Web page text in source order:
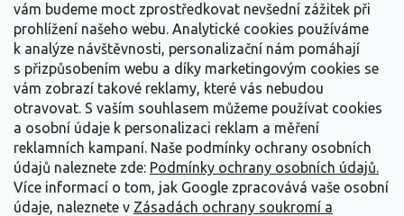
vám budeme moct zprostředkovat nevšední zážitek při
prohlížení našeho webu. Analytické cookies používáme
k analýze návštěvnosti, personalizační nám pomáhají
s přizpůsobením webu a díky marketingovým cookies se
vám zobrazí takové reklamy, které vás nebudou
otravovat. S vaším souhlasem můžeme používat cookies
a osobní údaje k personalizaci reklam a měření
reklamních kampaní. Naše podmínky ochrany osobních
údajů naleznete zde: Podmínky ochrany osobních údajů.
Více informací o tom, jak Google zpracovává vaše osobní
údaje, naleznete v Zásadách ochrany soukromí a